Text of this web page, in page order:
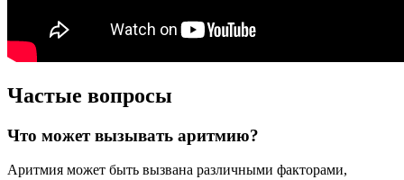
Частые вопросы
Что может вызывать аритмию?
Аритмия может быть вызвана различными факторами,